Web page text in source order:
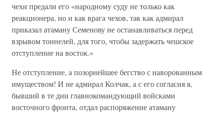
чехи предали его «народному суду не только как
реакционера, но и как врага чехов, так как адмирал
приказал атаману Семенову не останавливаться перед
взрывом тоннелей, для того, чтобы задержать чешское
отступление на восток.»
Не отступление, а позорнейшее бегство с наворованным
имуществом! И не адмирал Колчак, а с его согласия я,
бывший в те дни главнокомандующий войсками
восточного фронта, отдал распоряжение атаману